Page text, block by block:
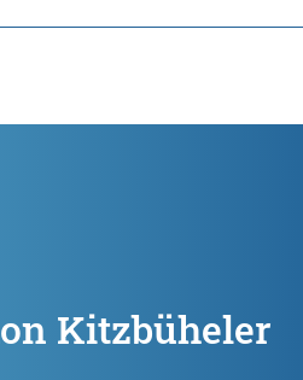
Kitzbüheler